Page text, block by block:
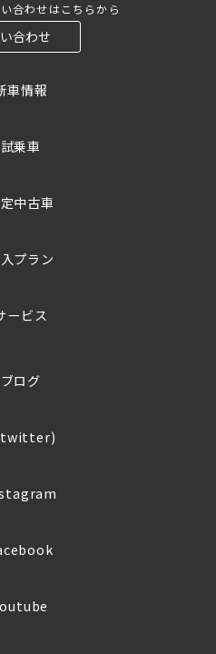
合わせはこちらから
合わせ
車情報
試乗車
中古車
プラン
ービス
ブログ